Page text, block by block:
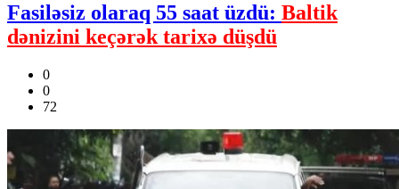
Fasiləsiz olaraq 55 saat üzdü: Baltik
dənizini keçərək tarixə düşdü
0
0
72